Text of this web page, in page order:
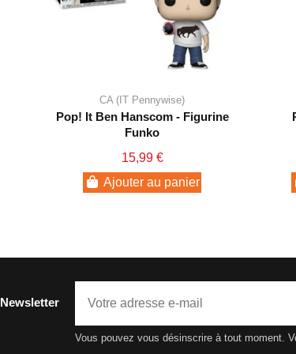
CA (IT Pennywise)
Pop! It Ben Hanscom - Figurine
Funko
15,99 €
Ajouter au panier
Newsletter
Vous pouvez vous désinscrire à tout moment.